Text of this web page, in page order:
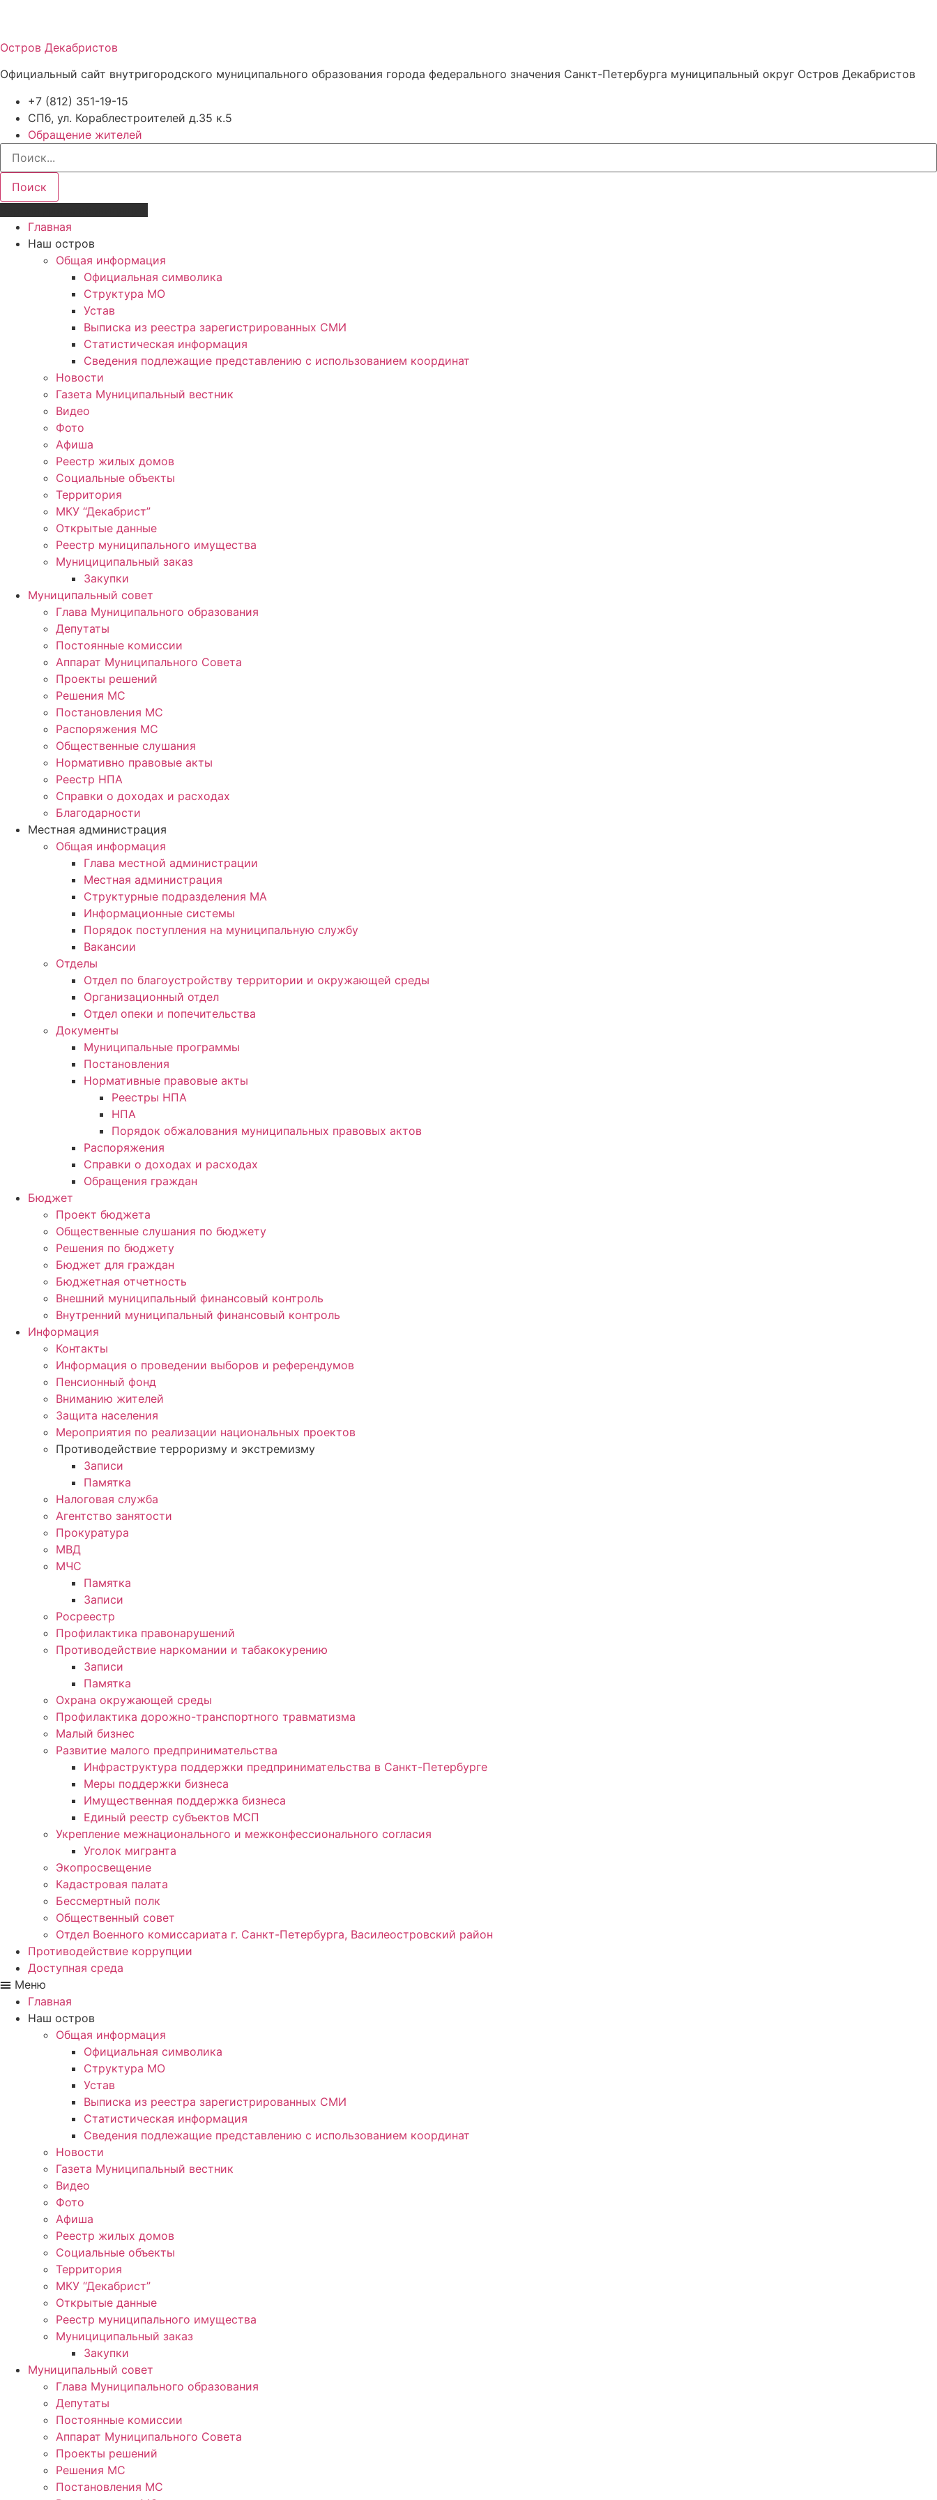
Остров Декабристов
Официальный сайт внутригородского муниципального образования города федерального значения Санкт-Петербурга муниципальный округ Остров Декабристов
+7 (812) 351-19-15
СПб, ул. Кораблестроителей д.35 к.5
Обращение жителей
Поиск
Главная
Наш остров
Общая информация
Официальная символика
Структура МО
Устав
Выписка из реестра зарегистрированных СМИ
Статистическая информация
Сведения подлежащие представлению с использованием координат
Новости
Газета Муниципальный вестник
Видео
Фото
Афиша
Реестр жилых домов
Социальные объекты
Территория
МКУ “Декабрист”
Открытые данные
Реестр муниципального имущества
Мунициципальный заказ
Закупки
Муниципальный совет
Глава Муниципального образования
Депутаты
Постоянные комиссии
Аппарат Муниципального Совета
Проекты решений
Решения МС
Постановления МС
Распоряжения МС
Общественные слушания
Нормативно правовые акты
Реестр НПА
Справки о доходах и расходах
Благодарности
Местная администрация
Общая информация
Глава местной администрации
Местная администрация
Структурные подразделения МА
Информационные системы
Порядок поступления на муниципальную службу
Вакансии
Отделы
Отдел по благоустройству территории и окружающей среды
Организационный отдел
Отдел опеки и попечительства
Документы
Муниципальные программы
Постановления
Нормативные правовые акты
Реестры НПА
НПА
Порядок обжалования муниципальных правовых актов
Распоряжения
Справки о доходах и расходах
Обращения граждан
Бюджет
Проект бюджета
Общественные слушания по бюджету
Решения по бюджету
Бюджет для граждан
Бюджетная отчетность
Внешний муниципальный финансовый контроль
Внутренний муниципальный финансовый контроль
Информация
Контакты
Информация о проведении выборов и референдумов
Пенсионный фонд
Вниманию жителей
Защита населения
Мероприятия по реализации национальных проектов
Противодействие терроризму и экстремизму
Записи
Памятка
Налоговая служба
Агентство занятости
Прокуратура
МВД
МЧС
Памятка
Записи
Росреестр
Профилактика правонарушений
Противодействие наркомании и табакокурению
Записи
Памятка
Охрана окружающей среды
Профилактика дорожно-транспортного травматизма
Малый бизнес
Развитие малого предпринимательства
Инфраструктура поддержки предпринимательства в Санкт-Петербурге
Меры поддержки бизнеса
Имущественная поддержка бизнеса
Единый реестр субъектов МСП
Укрепление межнационального и межконфессионального согласия
Уголок мигранта
Экопросвещение
Кадастровая палата
Бессмертный полк
Общественный совет
Отдел Военного комиссариата г. Санкт-Петербурга, Василеостровский район
Противодействие коррупции
Доступная среда
Меню
Главная
Наш остров
Общая информация
Официальная символика
Структура МО
Устав
Выписка из реестра зарегистрированных СМИ
Статистическая информация
Сведения подлежащие представлению с использованием координат
Новости
Газета Муниципальный вестник
Видео
Фото
Афиша
Реестр жилых домов
Социальные объекты
Территория
МКУ “Декабрист”
Открытые данные
Реестр муниципального имущества
Мунициципальный заказ
Закупки
Муниципальный совет
Глава Муниципального образования
Депутаты
Постоянные комиссии
Аппарат Муниципального Совета
Проекты решений
Решения МС
Постановления МС